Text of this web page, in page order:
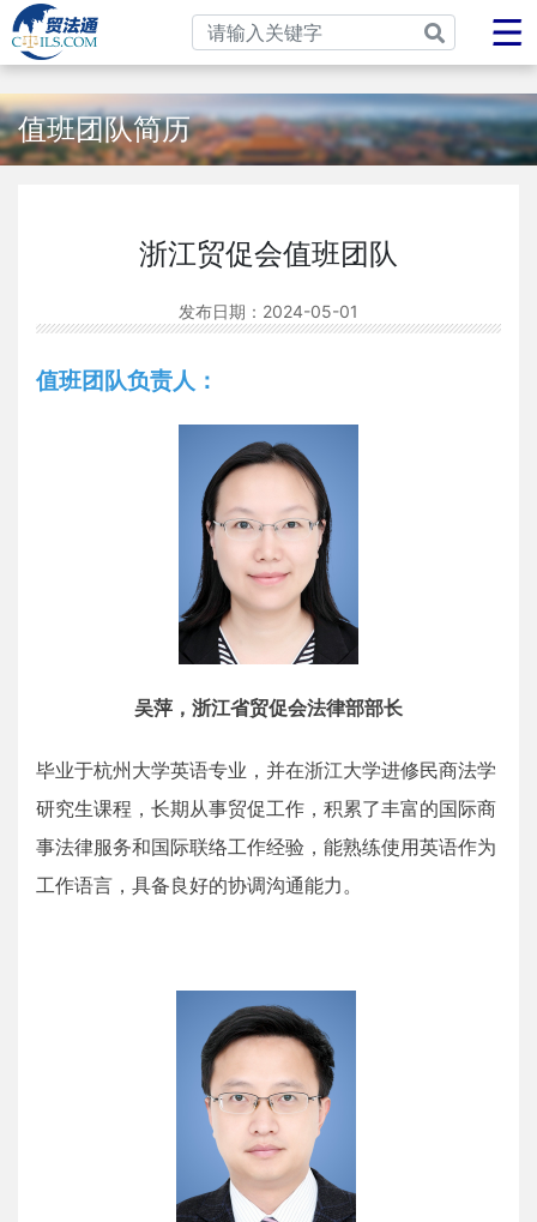
值班团队简历
浙江贸促会值班团队
发布日期： 2024-05-01
值班团队负责人：
吴萍，浙江省贸促会法律部部长
毕业于杭州大学英语专业，并在浙江大学进修民商法学
研究生课程，长期从事贸促工作，积累了丰富的国际商
事法律服务和国际联络工作经验，能熟练使用英语作为
工作语言，具备良好的协调沟通能力。